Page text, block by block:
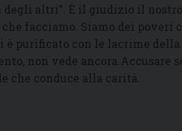
degli altri”. È il giudizio il
facciamo. Siamo dei poveri
è purificato con le lacrime
non vede ancora.Accusare
che conduce alla carità.